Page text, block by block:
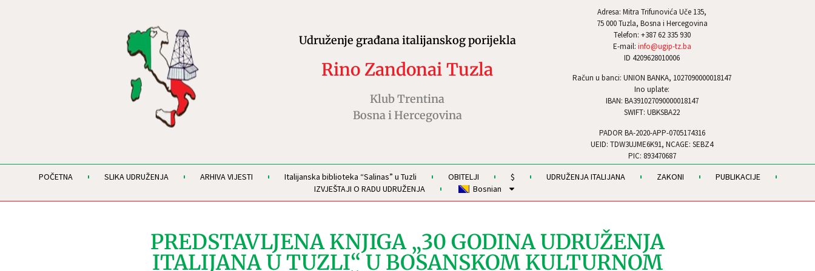
Udruženje građana italijanskog porijekla
Rino Zandonai Tuzla
Klub Trentina
Bosna i Hercegovina
Adresa: Mitra Trifunovića Uče 135,
75 000 Tuzla, Bosna i Hercegovina
Telefon: +387 62 335 930
E-mail: info@ugip-tz.ba
ID 4209628010006
Račun u banci: UNION BANKA, 1027090000018147
Ino uplate:
IBAN: BA391027090000018147
SWIFT: UBKSBA22
PADOR BA-2020-APP-0705174316
UEID: TDW3UJME6K91, NCAGE: SEBZ4
PIC: 893470687
POČETNA SLIKA UDRUŽENJA ARHIVA VIJESTI Italijanska biblioteka “Salinas” u Tuzli OBITELJI $ UDRUŽENJA ITALIJANA ZAKONI
PUBLIKACIJE
IZVJEŠTAJI O RADU UDRUŽENJA
Bosnian
PREDSTAVLJENA KNJIGA „30 GODINA UDRUŽENJA
ITALIJANA U TUZLI“ U BOSANSKOM KULTURNOM